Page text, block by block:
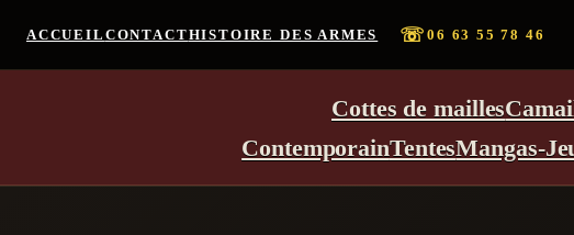
ACCUEIL CONTACTHISTOIRE DES ARMES ☏06 63 55 78 46
Cottes de mailles
ContemporainTentesMangas-